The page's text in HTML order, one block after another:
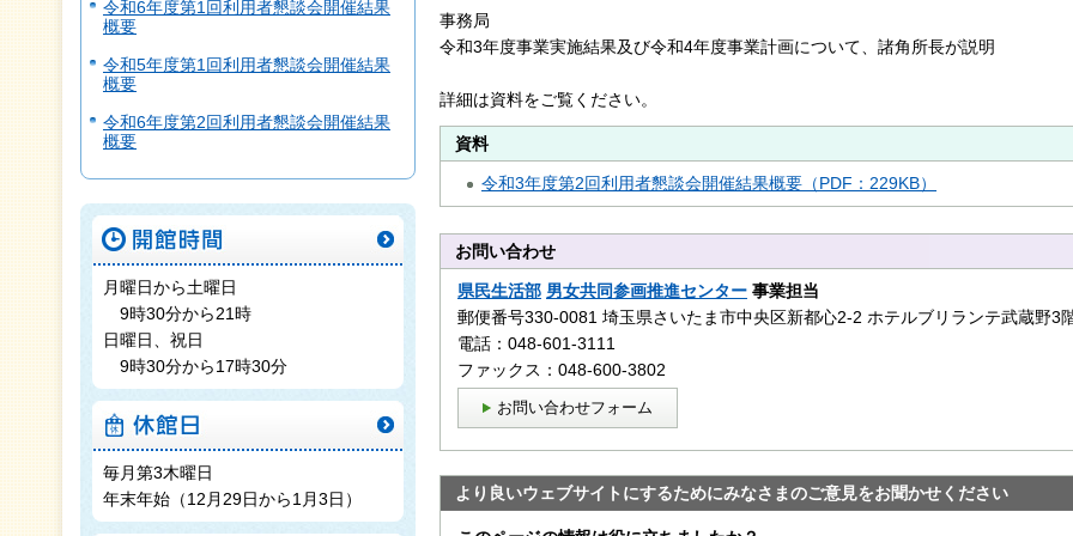
令和6年度第1回利用者懇談会開催結果
概要
令和5年度第1回利用者懇談会開催結果
概要
令和6年度第2回利用者懇談会開催結果
概要
開館時間
月曜日から土曜日
9時30分から21時
日曜日、祝日
9時30分から17時30分
休館日
毎月第3木曜日
年末年始（12月29日から1月3日）
事務局
令和3年度事業実施結果及び令和4年度事業計画について、諸角所長が説明
詳細は資料をご覧ください。
資料
令和3年度第2回利用者懇談会開催結果概要（PDF：229KB）
お問い合わせ
県民生活部 男女共同参画推進センター 事業担当
郵便番号330-0081 埼玉県さいたま市中央区新都心2‐2 ホテルブリランテ武蔵野3
電話：048-601-3111
ファックス：048-600-3802
お問い合わせフォーム
より良いウェブサイトにするためにみなさまのご意見をお聞かせください